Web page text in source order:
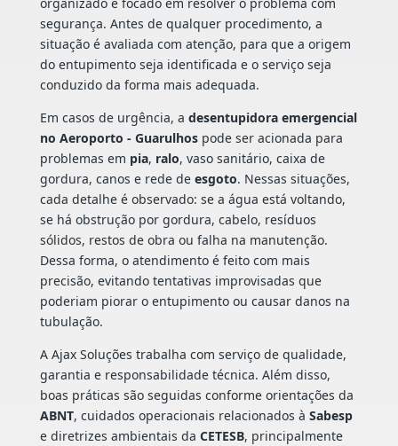
segurança. Antes de qualquer procedimento, a
situação é avaliada com atenção, para que a origem
do entupimento seja identificada e o serviço seja
conduzido da forma mais adequada.
Em casos de urgência, a desentupidora emergencial
no Aeroporto - Guarulhospode ser acionada para
problemas em pia, ralo, vaso sanitário, caixa de
gordura, canos e rede de esgoto. Nessas situações,
cada detalhe é observado: se a água está voltando,
se há obstrução por gordura, cabelo, resíduos
sólidos, restos de obra ou falha na manutenção.
Dessa forma, o atendimento é feito com mais
precisão, evitando tentativas improvisadas que
poderiam piorar o entupimento ou causar danos na
tubulação.
A Ajax Soluções trabalha com serviço de qualidade,
garantia e responsabilidade técnica. Além disso,
boas práticas são seguidas conforme orientações da
ABNT, cuidados operacionais relacionados à Sabesp
e diretrizes ambientais da CETESB, principalmente